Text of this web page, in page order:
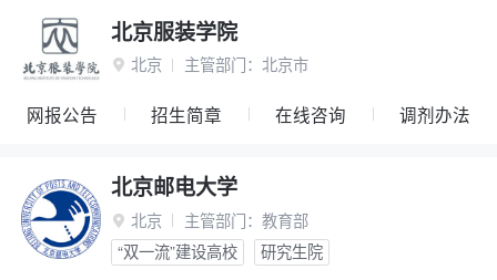
北京服装学院
 北京 主管部门： 北京市
网报公告 招生简章 在线咨询 调剂办法
北京邮电大学
 北京 主管部门： 教育部
“双一流”建设高校
研究生院